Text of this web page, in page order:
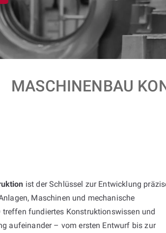
MASCHINENBAU
ist der Schlüssel zur Entwicklung
Maschinen und mechanische
treffen fundiertes Konstruktionswissen und
aufeinander – vom ersten Entwurf bis zur